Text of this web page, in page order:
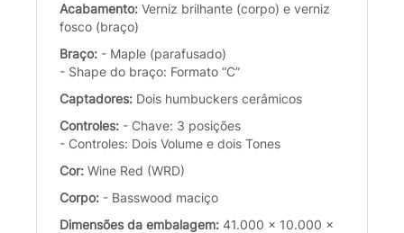
Acabamento: Verniz brilhante (corpo) e verniz
fosco (braço)
Braço: - Maple (parafusado)
- Shape do braço: Formato “C”
Captadores: Dois humbuckers cerâmicos
Controles: - Chave: 3 posições
- Controles: Dois Volume e dois Tones
Cor: Wine Red (WRD)
Corpo: - Basswood maciço
Dimensões da embalagem: 41.000 x 10.000 x